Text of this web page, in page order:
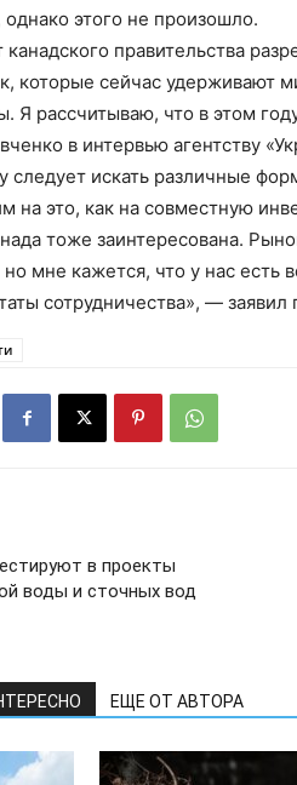
этого не произошло.
правительства
которые сейчас удерживают
Я рассчитываю, что в этом
в интервью агентству
искать различные
на это, как на совместную
тоже заинтересована.
но мне кажется, что у нас
сотрудничества», — заявил
в проекты
воды и сточных вод
ЕЩЕ ОТ АВТОРА